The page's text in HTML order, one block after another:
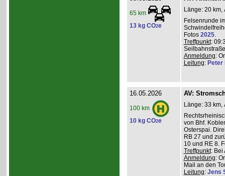
65 km
13 kg CO2e
Länge: 20 km,
Felsenrunde
Fotos 2025.
Treffpunkt:
Anmeldung:
Leitung: Peter
16.05.2026
100 km
10 kg CO2e
AV:
Länge: 33 km,
von Bhf.
Osterspai.
RB 27 und
10 und RE 8.
Treffpunkt: Bei
Anmeldung:
Mail an den
Leitung: Jens